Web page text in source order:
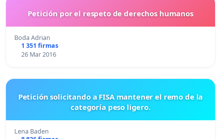
Petición por el respeto de derechos humanos
Boda Adrian
1 351 firmas
26 Mar 2016
Petición solicitando a FISA mantener el remo de la
categoría peso ligero.
Lena Baden